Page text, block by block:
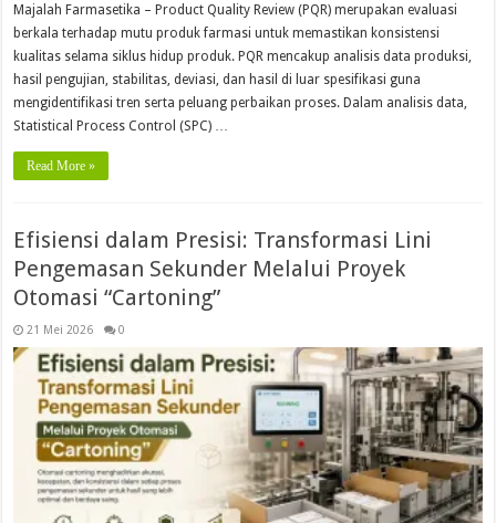
Majalah Farmasetika – Product Quality Review (PQR) merupakan evaluasi
berkala terhadap mutu produk farmasi untuk memastikan konsistensi
kualitas selama siklus hidup produk. PQR mencakup analisis data produksi,
hasil pengujian, stabilitas, deviasi, dan hasil di luar spesifikasi guna
mengidentifikasi tren serta peluang perbaikan proses. Dalam analisis data,
Statistical Process Control (SPC) …
Read More »
Efisiensi dalam Presisi: Transformasi Lini
Pengemasan Sekunder Melalui Proyek
Otomasi “Cartoning”
21 Mei 2026 0